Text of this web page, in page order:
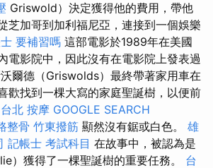
Griswold）決定獲得他的費用，帶他
芝加哥到加利福尼亞，連接到一個娛樂
要補習嗎 這部電影於1989年在美國
電影院中，因此沒有在電影院上發表過
爾德（Griswolds）最終帶著家用車在
歡找到一棵大寫的家庭聖誕樹，以便前
台北 按摩 GOOGLE SEARCH
整骨 竹東撥筋 顯然沒有鋸或白色。 雄
記帳士 考試科目 在故事中，被認為是
）獲得了一棵聖誕樹的重要任務。 台